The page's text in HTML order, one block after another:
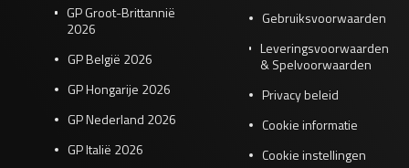
GP Groot-Brittannië
2026
GP België 2026
GP Hongarije 2026
GP Nederland 2026
GP Italië 2026
Gebruiksvoorwaarden
Leveringsvoorwaarden
& Spelvoorwaarden
Privacy beleid
Cookie informatie
Cookie instellingen